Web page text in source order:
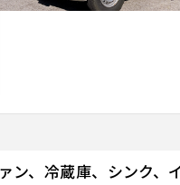
ン、冷蔵庫、シンク、